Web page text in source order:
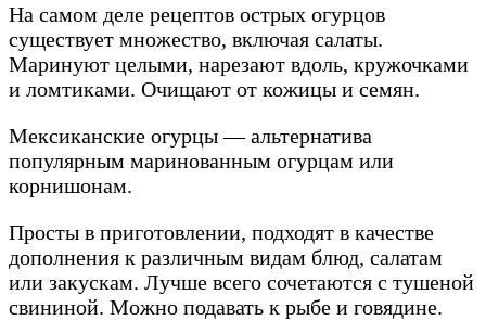
На самом деле рецептов острых огурцов
существует множество, включая салаты.
Маринуют целыми, нарезают вдоль, кружочками
и ломтиками. Очищают от кожицы и семян.
Мексиканские огурцы — альтернатива
популярным маринованным огурцам или
корнишонам.
Просты в приготовлении, подходят в качестве
дополнения к различным видам блюд, салатам
или закускам. Лучше всего сочетаются с тушеной
свининой. Можно подавать к рыбе и говядине.